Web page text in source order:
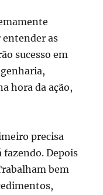
as
sucesso em
hora da ação,
precisa
fazendo. Depois
bem